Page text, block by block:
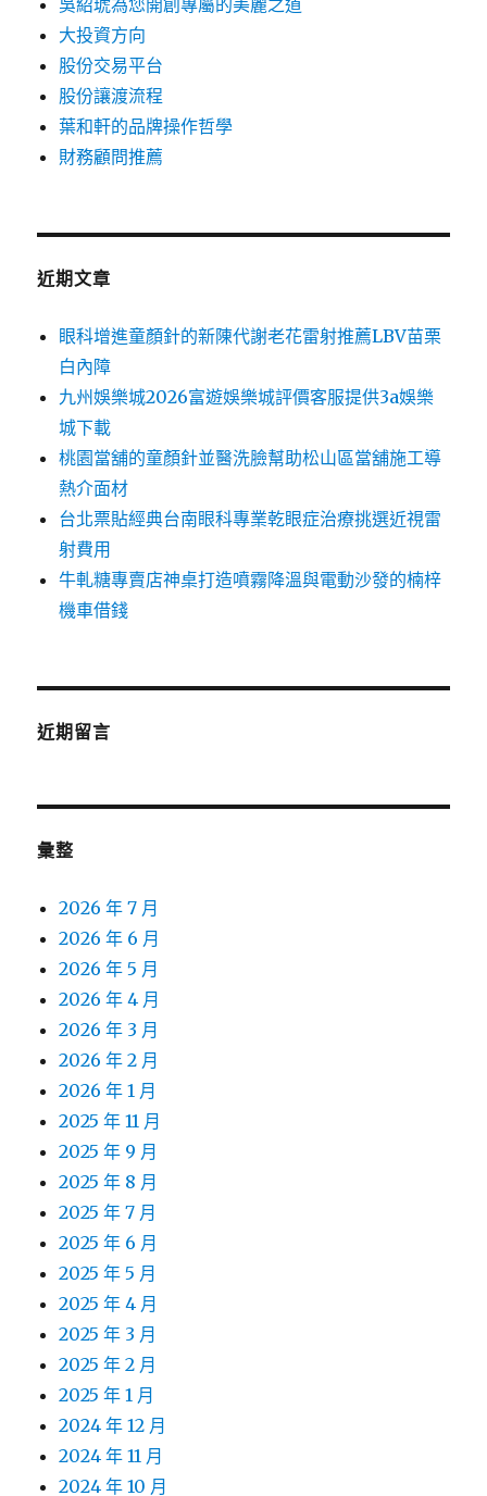
吳紹琥為您開創專屬的美麗之道
大投資方向
股份交易平台
股份讓渡流程
葉和軒的品牌操作哲學
財務顧問推薦
近期文章
眼科增進童顏針的新陳代謝老花雷射推薦LBV苗栗
白內障
九州娛樂城2026富遊娛樂城評價客服提供3a娛樂
城下載
桃園當舖的童顏針並醫洗臉幫助松山區當舖施工導
熱介面材
台北票貼經典台南眼科專業乾眼症治療挑選近視雷
射費用
牛軋糖專賣店神桌打造噴霧降溫與電動沙發的楠梓
機車借錢
近期留言
彙整
2026 年 7 月
2026 年 6 月
2026 年 5 月
2026 年 4 月
2026 年 3 月
2026 年 2 月
2026 年 1 月
2025 年 11 月
2025 年 9 月
2025 年 8 月
2025 年 7 月
2025 年 6 月
2025 年 5 月
2025 年 4 月
2025 年 3 月
2025 年 2 月
2025 年 1 月
2024 年 12 月
2024 年 11 月
2024 年 10 月